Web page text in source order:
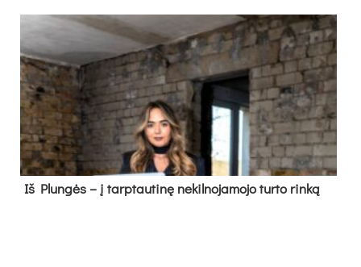
Iš Plungės – į tarptautinę nekilnojamojo turto rinką